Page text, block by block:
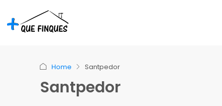
Home Santpedor
Santpedor